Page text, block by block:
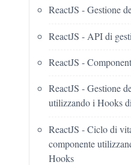
ReactJS - Gestione
ReactJS - API di
ReactJS -
ReactJS - Gestione
utilizzando i Hooks
ReactJS - Ciclo di
componente
Hooks